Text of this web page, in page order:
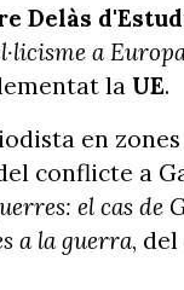
Delàs
a
la UE.
en
conflicte a
el cas de
a la guerra,